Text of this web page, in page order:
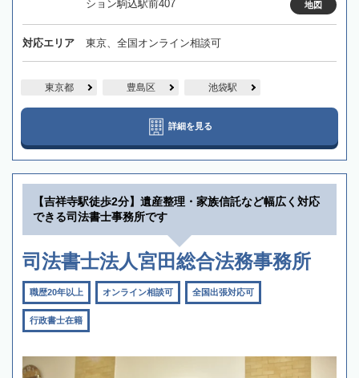
ション駒込駅前407
地図
対応エリア 東京、全国オンライン相談可
東京都 豊島区 池袋駅
詳細を見る
【吉祥寺駅徒歩2分】遺産整理・家族信託など幅広く対応
できる司法書士事務所です
司法書士法人宮田総合法務事務所
職歴20年以上 オンライン相談可 全国出張対応可
行政書士在籍